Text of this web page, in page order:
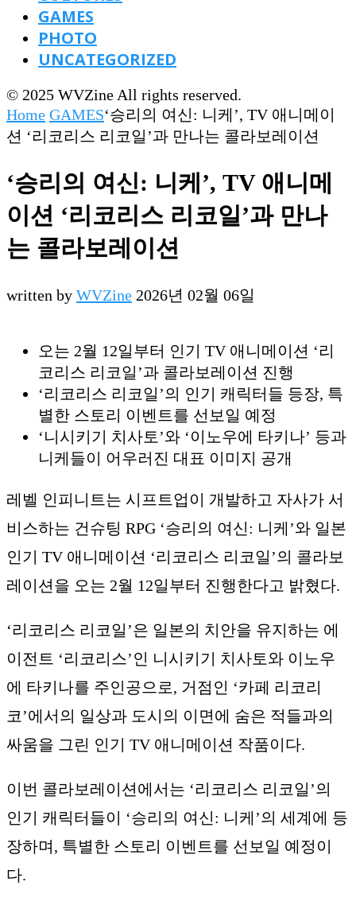
GAMES
PHOTO
UNCATEGORIZED
© 2025 WVZine All rights reserved.
Home GAMES‘승리의 여신: 니케’, TV 애니메이
션 ‘리코리스 리코일’과 만나는 콜라보레이션
‘승리의 여신: 니케’, TV 애니메
이션 ‘리코리스 리코일’과 만나
는 콜라보레이션
written by WVZine 2026년 02월 06일
오는 2월 12일부터 인기 TV 애니메이션 ‘리
코리스 리코일’과 콜라보레이션 진행
‘리코리스 리코일’의 인기 캐릭터들 등장, 특
별한 스토리 이벤트를 선보일 예정
‘니시키기 치사토’와 ‘이노우에 타키나’ 등과
니케들이 어우러진 대표 이미지 공개
레벨 인피니트는 시프트업이 개발하고 자사가 서
비스하는 건슈팅 RPG ‘승리의 여신: 니케’와 일본
인기 TV 애니메이션 ‘리코리스 리코일’의 콜라보
레이션을 오는 2월 12일부터 진행한다고 밝혔다.
‘리코리스 리코일’은 일본의 치안을 유지하는 에
이전트 ‘리코리스’인 니시키기 치사토와 이노우
에 타키나를 주인공으로, 거점인 ‘카페 리코리
코’에서의 일상과 도시의 이면에 숨은 적들과의
싸움을 그린 인기 TV 애니메이션 작품이다.
이번 콜라보레이션에서는 ‘리코리스 리코일’의
인기 캐릭터들이 ‘승리의 여신: 니케’의 세계에 등
장하며, 특별한 스토리 이벤트를 선보일 예정이
다.